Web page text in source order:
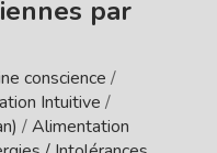
par
conscience /
Intuitive /
/Alimentation